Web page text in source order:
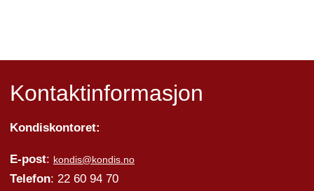
Kontaktinformasjon
Kondiskontoret:
E-post: kondis@kondis.no
Telefon: 22 60 94 70